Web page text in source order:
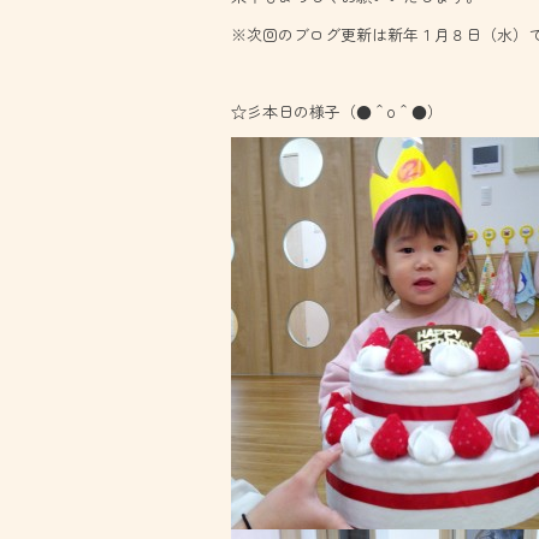
※次回のブログ更新は新年１月８日（水）
☆彡本日の様子（●＾o＾●）